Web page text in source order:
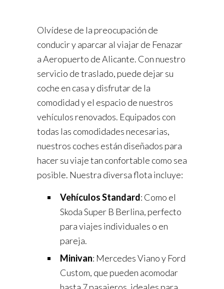
Olvídese de la preocupación de
conducir y aparcar al viajar de Fenazar
a Aeropuerto de Alicante. Con nuestro
servicio de traslado, puede dejar su
coche en casa y disfrutar de la
comodidad y el espacio de nuestros
vehículos renovados. Equipados con
todas las comodidades necesarias,
nuestros coches están diseñados para
hacer su viaje tan confortable como sea
posible. Nuestra diversa flota incluye:
Vehículos Standard: Como el
Skoda Super B Berlina, perfecto
para viajes individuales o en
pareja.
Minivan: Mercedes Viano y Ford
Custom, que pueden acomodar